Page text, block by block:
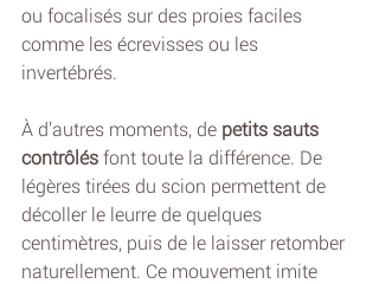
ou focalisés sur des proies faciles
comme les écrevisses ou les
invertébrés.
À d’autres moments, de petits sauts
contrôlés font toute la différence. De
légères tirées du scion permettent de
décoller le leurre de quelques
centimètres, puis de le laisser retomber
naturellement. Ce mouvement imite